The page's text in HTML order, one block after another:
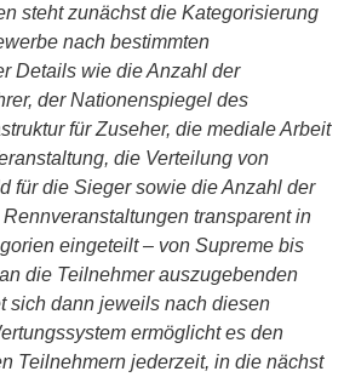
steht zunächst die Kategorisierung
nach bestimmten
Details wie die Anzahl der
der Nationenspiegel des
für Zuseher, die mediale Arbeit
die Verteilung von
für die Sieger sowie die Anzahl der
transparent in
eingeteilt – von Supreme bis
die Teilnehmer auszugebenden
sich dann jeweils nach diesen
ermöglicht es den
Teilnehmern jederzeit, in die nächst